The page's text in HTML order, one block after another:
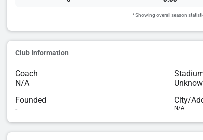
* Showing overall season
Club Information
Coach
N/A
Founded
-
City/
N/A